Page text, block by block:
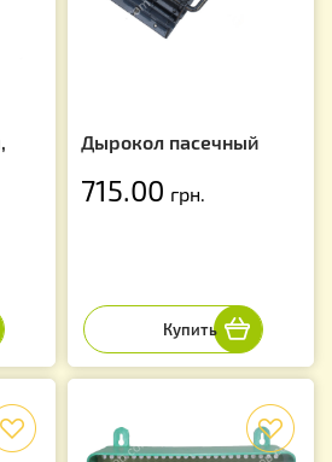
Дырокол пасечный
715.00 грн.